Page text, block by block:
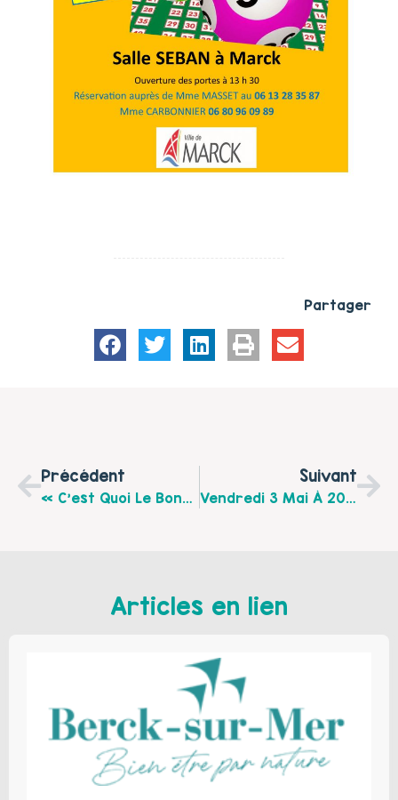
Partager
Précédent
« C’est Quoi Le Bonheur Pour Vous » Projection À L’Alhambra, Vendredi 3 Mai À 20h Suivi D’un Échange Et D’une Conférence Par Séverine Locqueneux
Suivant
Vendredi 3 Mai À 20h Venez Participer À Une Soirée Autour D’une Bonheur Sur Calais
Articles en lien